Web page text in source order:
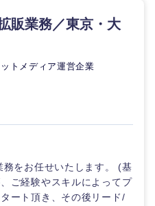
販業務／東京・大
トメディア運営企業
をお任せいたします。 (基
ご経験やスキルによってプ
ート頂き、その後リード/